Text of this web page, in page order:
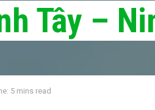
Tây –
5 mins read